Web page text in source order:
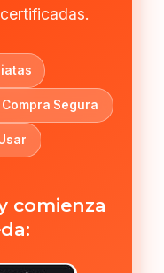
Compra Segura
comienza